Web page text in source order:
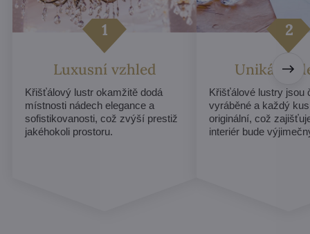
Luxusní vzhled
Křišťálový lustr okamžitě dodá
místnosti nádech elegance a
sofistikovanosti, což zvýší prestiž
jakéhokoli prostoru.
Unikátní
Křišťálové lustry jsou
vyráběné a každý
originální, což
interiér bude